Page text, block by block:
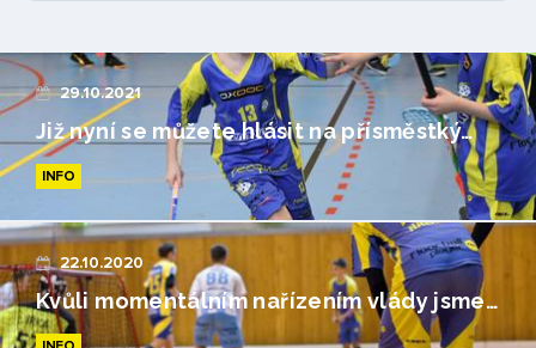
29.10.2021
Již nyní se můžete hlásit na přísměstký…
INFO
22.10.2020
Kvůli momentálním nařízením vlády jsme…